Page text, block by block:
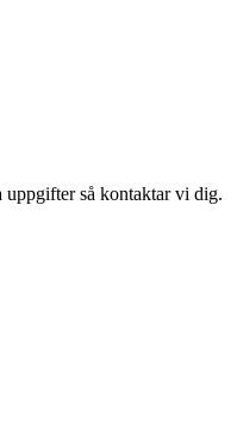
uppgifter så kontaktar vi dig.